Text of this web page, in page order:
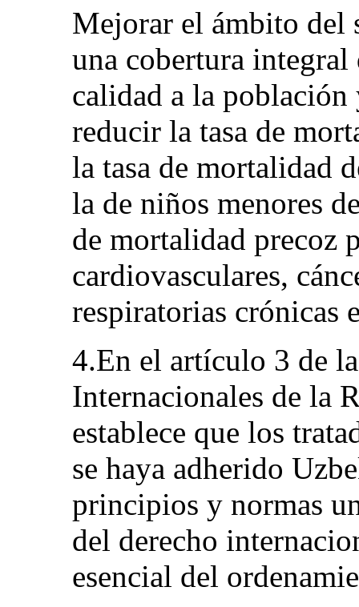
Mejorar el ámbito del
una cobertura
calidad a la población
reducir la tasa de
la tasa de mortalidad
la de niños menores
de mortalidad precoz
cardiovasculares,
respiratorias crónicas
4.En el artículo 3 de
Internacionales de la
establece que los
se haya adherido
principios y normas
del derecho
esencial del